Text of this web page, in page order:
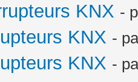
KNX -
KNX -
KNX -